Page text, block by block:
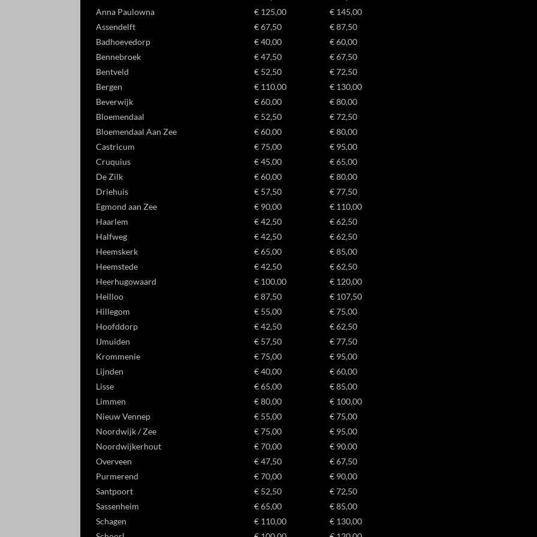
Anna Paulowna
€ 125,00
€ 145,00
Assendelft
€ 67,50
€ 87,50
Badhoevedorp
€ 40,00
€ 60,00
Bennebroek
€ 47,50
€ 67,50
Bentveld
€ 52,50
€ 72,50
Bergen
€ 110,00
€ 130,00
Beverwijk
€ 60,00
€ 80,00
Bloemendaal
€ 52,50
€ 72,50
Bloemendaal Aan Zee
€ 60,00
€ 80,00
Castricum
€ 75,00
€ 95,00
Cruquius
€ 45,00
€ 65,00
De Zilk
€ 60,00
€ 80,00
Driehuis
€ 57,50
€ 77,50
Egmond aan Zee
€ 90,00
€ 110,00
Haarlem
€ 42,50
€ 62,50
Halfweg
€ 42,50
€ 62,50
Heemskerk
€ 65,00
€ 85,00
Heemstede
€ 42,50
€ 62,50
Heerhugowaard
€ 100,00
€ 120,00
Heilloo
€ 87,50
€ 107,50
Hillegom
€ 55,00
€ 75,00
Hoofddorp
€ 42,50
€ 62,50
IJmuiden
€ 57,50
€ 77,50
Krommenie
€ 75,00
€ 95,00
Lijnden
€ 40,00
€ 60,00
Lisse
€ 65,00
€ 85,00
Limmen
€ 80,00
€ 100,00
Nieuw Vennep
€ 55,00
€ 75,00
Noordwijk / Zee
€ 75,00
€ 95,00
Noordwijkerhout
€ 70,00
€ 90,00
Overveen
€ 47,50
€ 67,50
Purmerend
€ 70,00
€ 90,00
Santpoort
€ 52,50
€ 72,50
Sassenheim
€ 65,00
€ 85,00
Schagen
€ 110,00
€ 130,00
wp_lang
wp-settings-*
_gac_ua-*
_gat_gtag_ua_*
_gid
_gac_*
_gcl_au
Andere diensten
Deze categorie omvat alle cookies, domeinen en services die niet in de andere
categorieën vallen of niet duidelijk zijn gecategoriseerd.
_dd_s
_gcl_gb
_gcl_gs
ssm_au_c